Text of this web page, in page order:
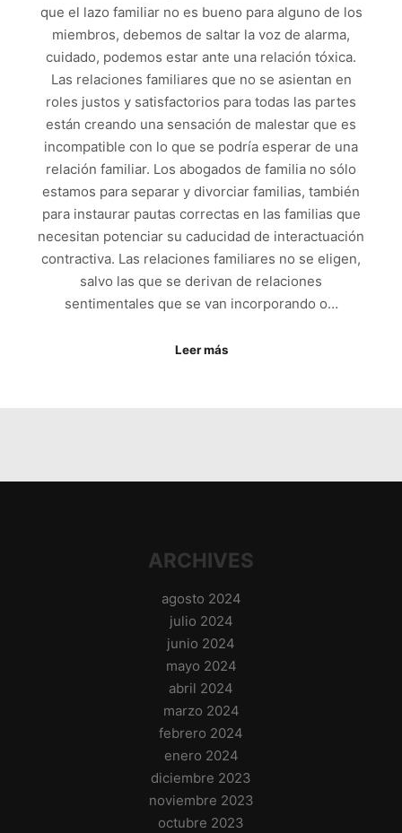
que el lazo familiar no es bueno para alguno de los
miembros, debemos de saltar la voz de alarma,
cuidado, podemos estar ante una relación tóxica.
Las relaciones familiares que no se asientan en
roles justos y satisfactorios para todas las partes
están creando una sensación de malestar que es
incompatible con lo que se podría esperar de una
relación familiar. Los abogados de familia no sólo
estamos para separar y divorciar familias, también
para instaurar pautas correctas en las familias que
necesitan potenciar su caducidad de interactuación
contractiva. Las relaciones familiares no se eligen,
salvo las que se derivan de relaciones
sentimentales que se van incorporando o…
Leer más
ARCHIVES
agosto 2024
julio 2024
junio 2024
mayo 2024
abril 2024
marzo 2024
febrero 2024
enero 2024
diciembre 2023
noviembre 2023
octubre 2023